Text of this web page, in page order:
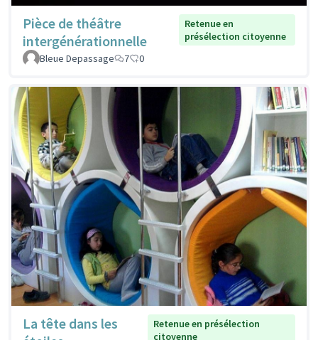
Pièce de théâtre
intergénérationnelle
Retenue en
présélection citoyenne
Bleue Depassage
7 0
La tête dans les
Retenue en présélection
citoyenne